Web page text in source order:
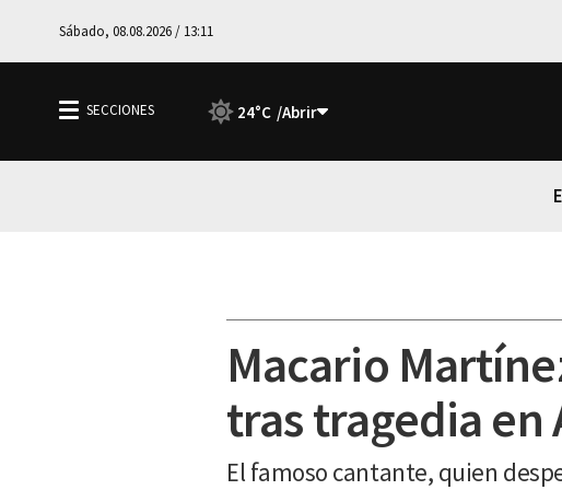
Sábado, 08.08.2026 / 13:11
24°C
Macario
tras tragedia en
El famoso cantante, quien